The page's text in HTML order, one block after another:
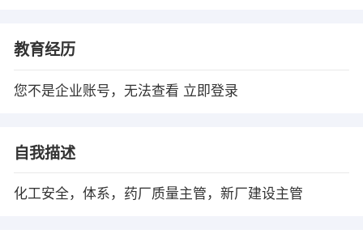
教育经历
您不是企业账号，无法查看 立即登录
自我描述
化工安全，体系，药厂质量主管，新厂建设主管